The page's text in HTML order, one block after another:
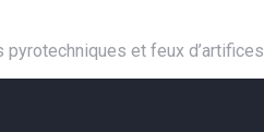
et feux d’artifices